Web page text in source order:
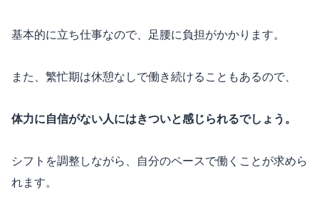
基本的に立ち仕事なので、足腰に負担がかかります。
また、繁忙期は休憩なしで働き続けることもあるので、
体力に自信がない人にはきついと感じられるでしょう。
シフトを調整しながら、自分のペースで働くことが求めら
れます。